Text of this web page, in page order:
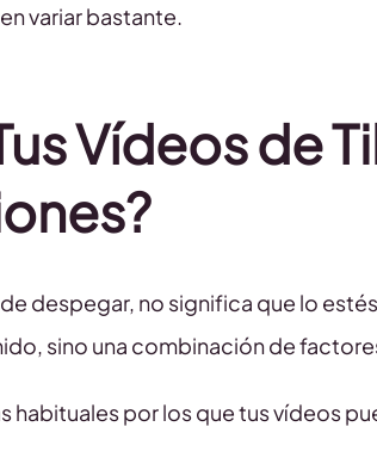
variar bastante.
Vídeos de
despegar, no significa que lo
sino una combinación de
habituales por los que tus vídeos